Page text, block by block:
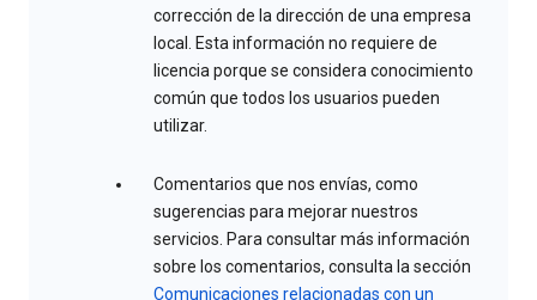
corrección de la dirección de una empresa
local. Esta información no requiere de
licencia porque se considera conocimiento
común que todos los usuarios pueden
utilizar.
Comentarios que nos envías, como
sugerencias para mejorar nuestros
servicios. Para consultar más información
sobre los comentarios, consulta la sección
Comunicaciones relacionadas con un